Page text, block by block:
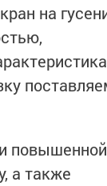
на
повышенной
а также